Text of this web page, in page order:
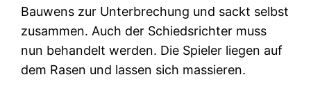
Bauwens zur Unterbrechung und sackt selbst
zusammen. Auch der Schiedsrichter muss
nun behandelt werden. Die Spieler liegen auf
dem Rasen und lassen sich massieren.